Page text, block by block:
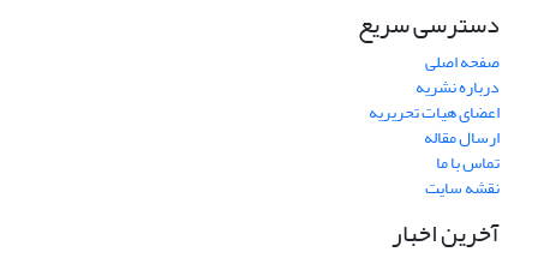
دسترسی سریع
صفحه اصلی
درباره نشریه
اعضای هیات تحریریه
ارسال مقاله
تماس با ما
نقشه سایت
آخرین اخبار